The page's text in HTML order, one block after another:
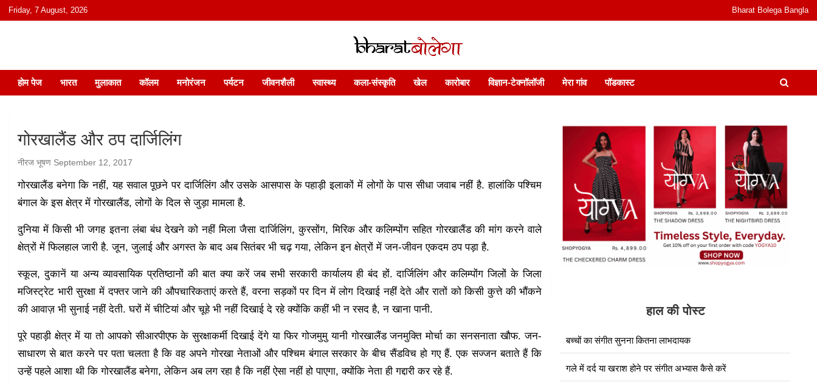
content
Friday, 7 August, 2026 Bharat Bolega Bangla
भारत बोलेगा
हिंदी में समाचार, विचार, ऑडियो, वीडियो और फ़ीचर. भारत बोलेगा हिंदी न्यूज़ वेबसाइट India: News, Views, Info, Trends & Podcast I जानकारी भी समझदारी भी और पॉडकास्ट
होम पेज भारत मुलाकात कॉलम मनोरंजन पर्यटन जीवनशैली स्वास्थ्य कला-संस्कृति खेल कारोबार विज्ञान-टेक्नॉलॉजी मेरा गांव पॉडकास्ट
गोरखालैंड और ठप दार्जिलिंग
नीरज भूषण September 12, 2017
गोरखालैंड बनेगा कि नहीं, यह सवाल पूछने पर दार्जिलिंग और उसके आसपास के पहाड़ी इलाकों में लोगों के पास सीधा जवाब नहीं है. हालांकि पश्चिम
बंगाल के इस क्षेत्र में गोरखालैंड, लोगों के दिल से जुड़ा मामला है.
दुनिया में किसी भी जगह इतना लंबा बंध देखने को नहीं मिला जैसा दार्जिलिंग, कुरसोंग, मिरिक और कलिम्पोंग सहित गोरखालैंड की मांग करने वाले
क्षेत्रों में फिलहाल जारी है. जून, जुलाई और अगस्त के बाद अब सितंबर भी चढ़ गया, लेकिन इन क्षेत्रों में जन-जीवन एकदम ठप पड़ा है.
स्कूल, दुकानें या अन्य व्यावसायिक प्रतिष्ठानों की बात क्या करें जब सभी सरकारी कार्यालय ही बंद हों. दार्जिलिंग और कलिम्पोंग जिलों के जिला
मजिस्ट्रेट भारी सुरक्षा में दफ्तर जाने की औपचारिकताएं करते हैं, वरना सड़कों पर दिन में लोग दिखाई नहीं देते और रातों को किसी कुत्ते की भौंकने
की आवाज़ भी सुनाई नहीं देती. घरों में चीटियां और चूहे भी नहीं दिखाई दे रहे क्योंकि कहीं भी न रसद है, न खाना पानी.
पूरे पहाड़ी क्षेत्र में या तो आपको सीआरपीएफ के सुरक्षाकर्मी दिखाई देंगे या फिर गोजमुमु यानी गोरखालैंड जनमुक्ति मोर्चा का सनसनाता खौफ.जन-
साधारण से बात करने पर पता चलता है कि वह अपने गोरखा नेताओं और पश्चिम बंगाल सरकार के बीच सैंडविच हो गए हैं.एक सज्जन बताते हैं कि
उन्हें पहले आशा थी कि गोरखालैंड बनेगा, लेकिन अब लग रहा है कि नहीं ऐसा नहीं हो पाएगा, क्योंकि नेता ही गद्दारी कर रहे हैं.
हाल की पोस्ट
बच्चों का संगीत सुनना कितना लाभदायक
गले में दर्द या खराश होने पर संगीत अभ्यास कैसे करें